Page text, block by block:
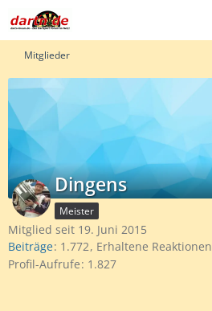
Mitglieder
Dingens
Meister
Mitglied seit 19. Juni 2015
Beiträge 1.772 Erhaltene Reaktionen
Profil-Aufrufe 1.827